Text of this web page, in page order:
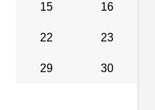
15 16
22 23
29 30